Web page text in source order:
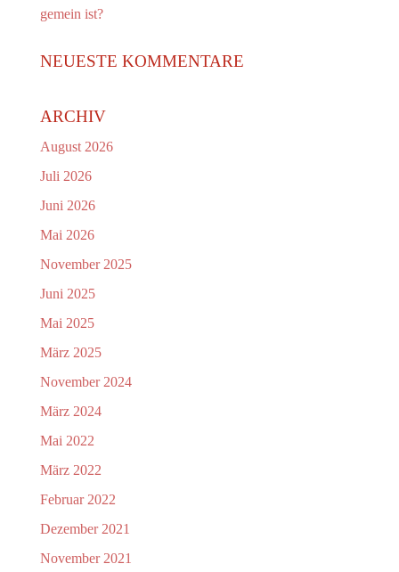
gemein ist?
NEUESTE KOMMENTARE
ARCHIV
August 2026
Juli 2026
Juni 2026
Mai 2026
November 2025
Juni 2025
Mai 2025
März 2025
November 2024
März 2024
Mai 2022
März 2022
Februar 2022
Dezember 2021
November 2021